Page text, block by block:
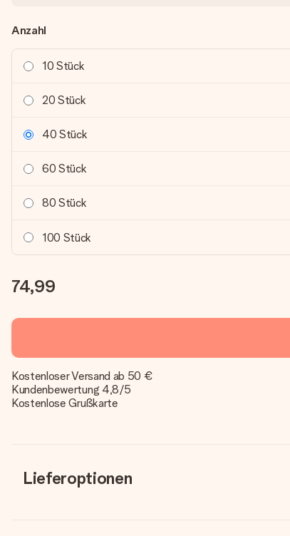
Anzahl
10 Stück
20 Stück
40 Stück
60 Stück
80 Stück
100 Stück
74,99
Kostenloser Versand ab 50 €
Kundenbewertung 4,8/5
Kostenlose Grußkarte
Lieferoptionen